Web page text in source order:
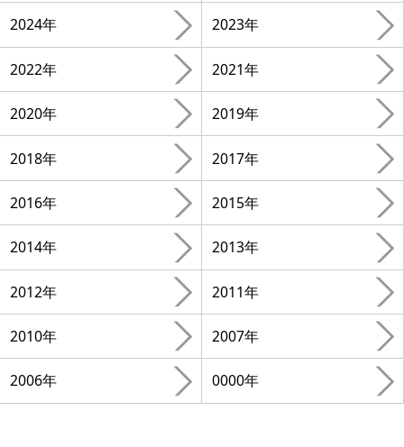
2024年 2023年
2022年 2021年
2020年 2019年
2018年 2017年
2016年 2015年
2014年 2013年
2012年 2011年
2010年 2007年
2006年 0000年